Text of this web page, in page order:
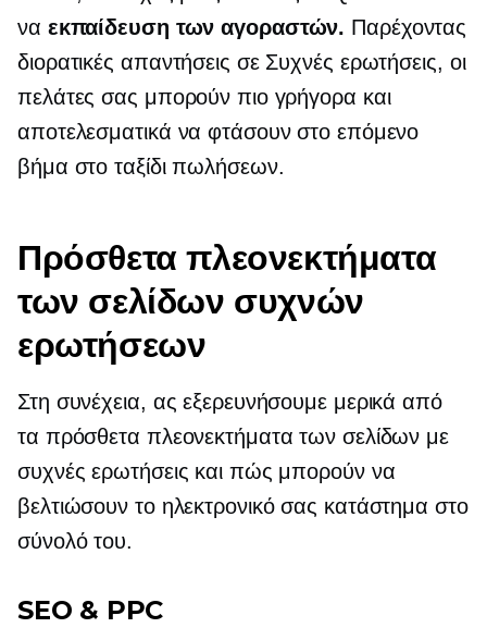
να εκπαίδευση των αγοραστών. Παρέχοντας
διορατικές απαντήσεις σε Συχνές ερωτήσεις, οι
πελάτες σας μπορούν πιο γρήγορα και
αποτελεσματικά να φτάσουν στο επόμενο
βήμα στο ταξίδι πωλήσεων.
Πρόσθετα πλεονεκτήματα
των σελίδων συχνών
ερωτήσεων
Στη συνέχεια, ας εξερευνήσουμε μερικά από
τα πρόσθετα πλεονεκτήματα των σελίδων με
συχνές ερωτήσεις και πώς μπορούν να
βελτιώσουν το ηλεκτρονικό σας κατάστημα στο
σύνολό του.
SEO & PPC